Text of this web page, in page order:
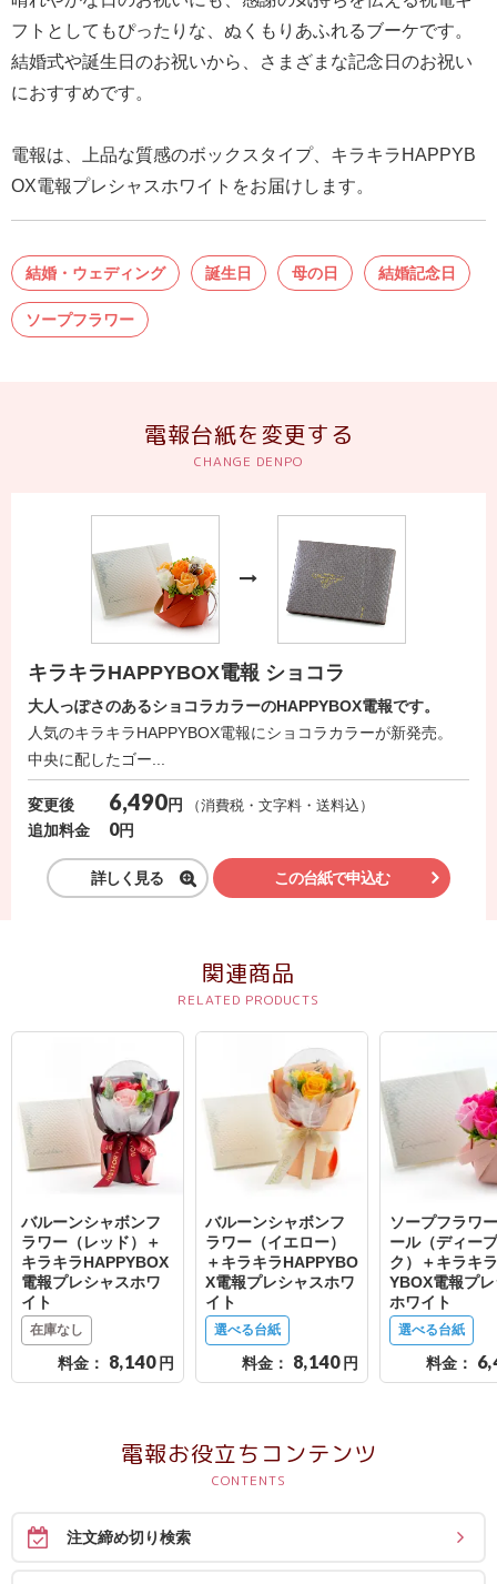
結
婚
に
る
電
Tips
集
電
報-
集
法
人
会
員
け
ハ
ー
ト
電
報
ラ
ボ
い
フトとしてもぴったりな、ぬくもりあふれるブーケです。
結婚式や誕生日のお祝いから、さまざまな記念日のお祝い
におすすめです。
電報は、上品な質感のボックスタイプ、キラキラHAPPYB
OX電報プレシャスホワイトをお届けします。
結婚・ウェディング 誕生日 母の日 結婚記念日
ソープフラワー
電報台紙を変更する
キラキラHAPPYBOX電報 ショコラ
大人っぽさのあるショコラカラーのHAPPYBOX電報です。
人気のキラキラHAPPYBOX電報にショコラカラーが新発売。
中央に配したゴー...
変更後 6,490円
（消費税・文字料・送料込）
追加料金
0円
詳しく見る この台紙で申込む
関連商品
バルーンシャボンフ
ラワー（レッド）＋
キラキラHAPPYBOX
電報プレシャスホワ
イト
在庫なし
料金： 8,140 円
バルーンシャボンフ
ラワー（イエロー）
＋キラキラHAPPYBO
X電報プレシャスホワ
イト
選べる台紙
料金： 8,140 円
ソープフラワ
ール（ディー
ク）＋キラキ
YBOX電報プ
ホワイト
選べる台紙
料金：
電報お役立ちコンテンツ
注文締め切り検索